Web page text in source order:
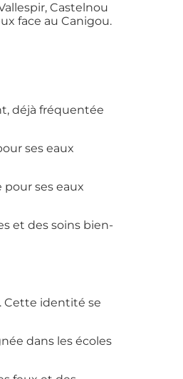
Castelnou
face au Canigou.
déjà fréquentée
ses eaux
ses eaux
et des soins bien-
Cette identité se
dans les écoles